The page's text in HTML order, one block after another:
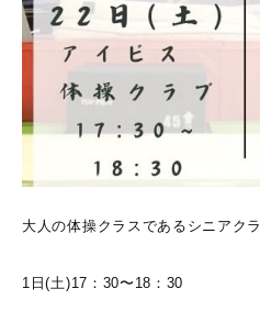
大人の体操クラスであるシニアク
1日(土)17：30〜18：30